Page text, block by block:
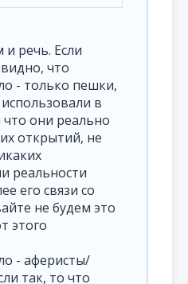
и речь. Если
что
- только пешки,
в
они реально
открытий, не
реальности
его связи со
не будем это
этого
- аферисты/
так, то что